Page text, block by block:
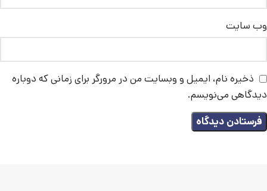
وب‌ سایت
ذخیره نام، ایمیل و وبسایت من در مرورگر برای زمانی که دوباره
دیدگاهی می‌نویسم.